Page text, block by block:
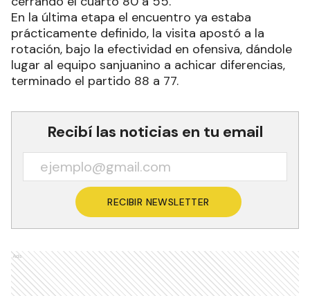
En la última etapa el encuentro ya estaba
prácticamente definido, la visita apostó a la
rotación, bajo la efectividad en ofensiva, dándole
lugar al equipo sanjuanino a achicar diferencias,
terminado el partido 88 a 77.
Recibí las noticias en tu email
RECIBIR NEWSLETTER
Ads